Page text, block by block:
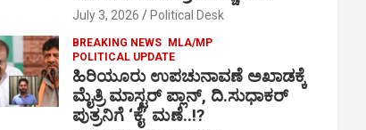
July 3, 2026 Political Desk
BREAKING NEWS
MLA/MP
POLITICAL UPDATE
ಹಿರಿಯೂರು ಉಪಚುನಾವಣೆ ಅಖಾಡಕ್ಕೆ
ಮೈತ್ರಿ ಮಾಸ್ಟರ್ ಪ್ಲಾನ್, ದಿ.ಸುಧಾಕರ್
ಪುತ್ರನಿಗೆ ‘ಕೈ’ ಮಣೆ..!?